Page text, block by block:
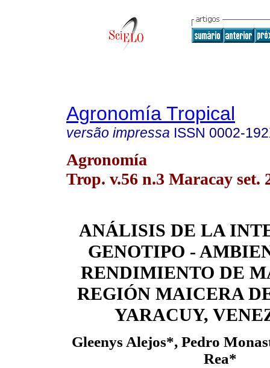
Agronomía Tropical
versão impressa ISSN 0002-
Agronomía
Trop. v.56 n.3 Maracay set.
ANÁLISIS DE LA
GENOTIPO -
RENDIMIENTO DE
REGIÓN MAICERA
YARACUY,
Gleenys Alejos*, Pedro
Rea*